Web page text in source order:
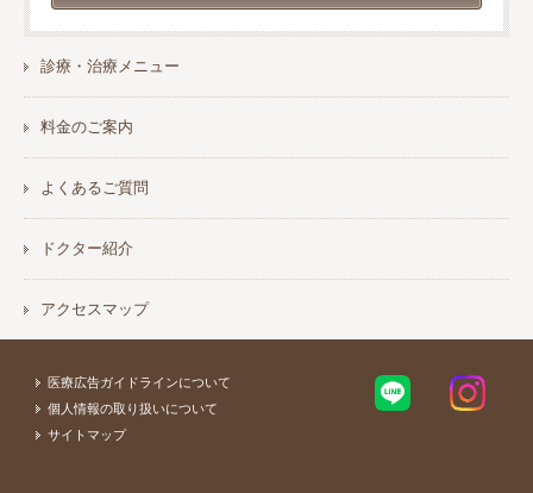
診療・治療メニュー
料金のご案内
よくあるご質問
ドクター紹介
アクセスマップ
医療広告ガイドラインについて
個人情報の取り扱いについて
サイトマップ